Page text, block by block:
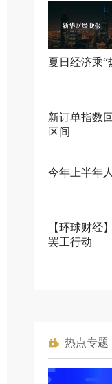
夏日经济乘“
新订单指数
区间
今年上半年
【环球财经
罢工行动
热点专题